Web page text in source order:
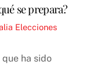
se prepara?
Elecciones
ha sido